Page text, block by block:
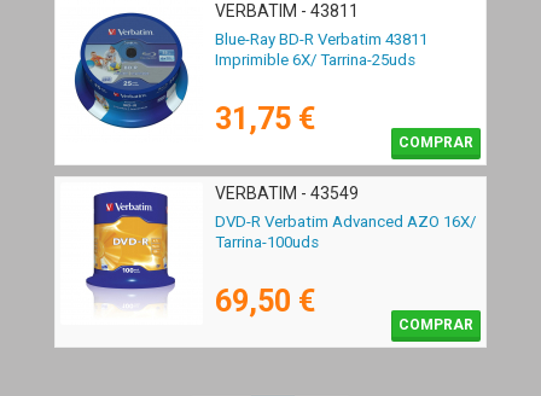
VERBATIM - 43811
Blue-Ray BD-R Verbatim 43811
Imprimible 6X/ Tarrina-25uds
31,75 €
COMPRAR
VERBATIM - 43549
DVD-R Verbatim Advanced AZO 16X/
Tarrina-100uds
69,50 €
COMPRAR